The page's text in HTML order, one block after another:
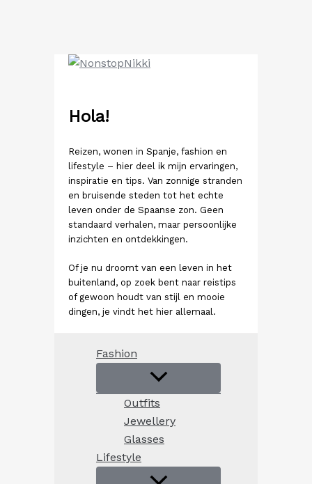
Hola!
Reizen, wonen in Spanje, fashion en
lifestyle – hier deel ik mijn ervaringen,
inspiratie en tips. Van zonnige stranden
en bruisende steden tot het echte
leven onder de Spaanse zon. Geen
standaard verhalen, maar persoonlijke
inzichten en ontdekkingen.
Of je nu droomt van een leven in het
buitenland, op zoek bent naar reistips
of gewoon houdt van stijl en mooie
dingen, je vindt het hier allemaal.
Fashion
Outfits
Jewellery
Glasses
Lifestyle